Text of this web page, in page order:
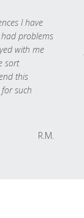
I have
problems
with me
sort
this
such
R.M.